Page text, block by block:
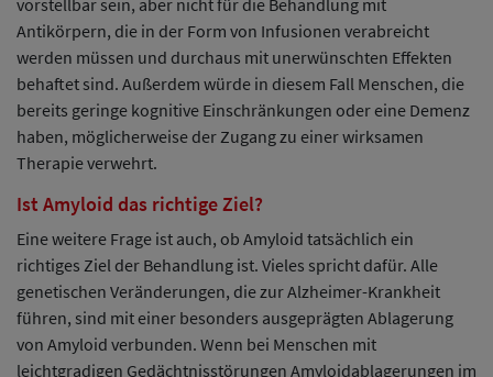
vorstellbar sein, aber nicht für die Behandlung mit
Antikörpern, die in der Form von Infusionen verabreicht
werden müssen und durchaus mit unerwünschten Effekten
behaftet sind. Außerdem würde in diesem Fall Menschen, die
bereits geringe kognitive Einschränkungen oder eine Demenz
haben, möglicherweise der Zugang zu einer wirksamen
Therapie verwehrt.
Ist Amyloid das richtige Ziel?
Eine weitere Frage ist auch, ob Amyloid tatsächlich ein
richtiges Ziel der Behandlung ist. Vieles spricht dafür. Alle
genetischen Veränderungen, die zur Alzheimer-Krankheit
führen, sind mit einer besonders ausgeprägten Ablagerung
von Amyloid verbunden. Wenn bei Menschen mit
leichtgradigen Gedächtnisstörungen Amyloidablagerungen im